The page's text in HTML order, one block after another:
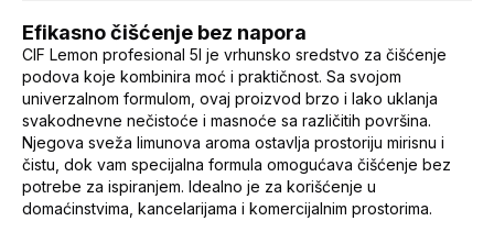
Efikasno čišćenje bez napora
CIF Lemon profesional 5l je vrhunsko sredstvo za čišćenje
podova koje kombinira moć i praktičnost. Sa svojom
univerzalnom formulom, ovaj proizvod brzo i lako uklanja
svakodnevne nečistoće i masnoće sa različitih površina.
Njegova sveža limunova aroma ostavlja prostoriju mirisnu i
čistu, dok vam specijalna formula omogućava čišćenje bez
potrebe za ispiranjem. Idealno je za korišćenje u
domaćinstvima, kancelarijama i komercijalnim prostorima.